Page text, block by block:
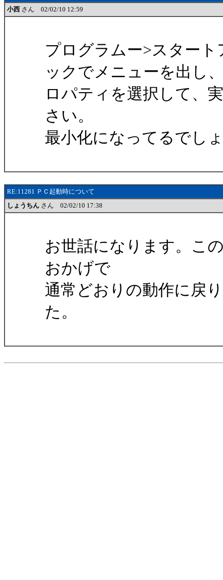
小西 さん 02/02/10 12:59
プログラムー>スター
ックでメニューを出し
ロパティを選択して、
さい。
最小化になってるでし
RE:11281 ＰＣ起動時について
しょうちん さん 02/02/10 17:38
お世話になります。こ
おかげで
通常どおりの動作に戻
た。